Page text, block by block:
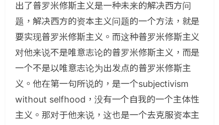
出了普罗米修斯主义是一种未来的解决西方问
题，解决西方的资本主义问题的一个方法，就是
要实现普罗米修斯主义。而这种普罗米修斯主义
对他来说不是唯意志论的普罗米修斯主义，而是
一个不是以唯意志论为出发点的普罗米修斯主
义。他在第一句所说的，是一个subjectivism
without selfhood，没有一个自我的一个主体性
主义。那对于他来说，这也是一个去克服资本主